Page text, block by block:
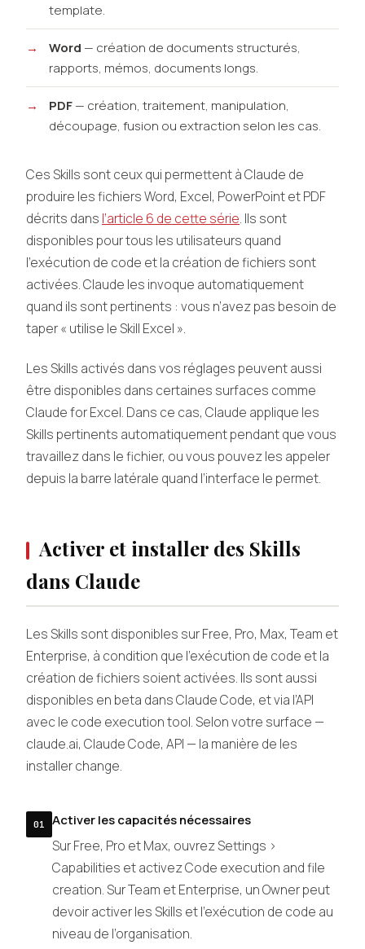
template.
Word — création de documents structurés,
rapports, mémos, documents longs.
PDF— création, traitement, manipulation,
découpage, fusion ou extraction selon les cas.
Ces Skills sont ceux qui permettent à Claude de
produire les fichiers Word, Excel, PowerPoint et PDF
décrits dans l’article 6 de cette série. Ils sont
disponibles pour tous les utilisateurs quand
l’exécution de code et la création de fichiers sont
activées. Claude les invoque automatiquement
quand ils sont pertinents : vous n’avez pas besoin de
taper « utilise le Skill Excel ».
Les Skills activés dans vos réglages peuvent aussi
être disponibles dans certaines surfaces comme
Claude for Excel. Dans ce cas, Claude applique les
Skills pertinents automatiquement pendant que vous
travaillez dans le fichier, ou vous pouvez les appeler
depuis la barre latérale quand l’interface le permet.
Activer et installer des Skills
dans Claude
Les Skills sont disponibles sur Free, Pro, Max, Team et
Enterprise, à condition que l’exécution de code et la
création de fichiers soient activées. Ils sont aussi
disponibles en beta dans Claude Code, et via l’API
avec le code execution tool. Selon votre surface —
claude.ai, Claude Code, API — la manière de les
installer change.
01 Activer les capacités nécessaires
Sur Free, Pro et Max, ouvrez Settings >
Capabilities et activez Code execution and file
creation. Sur Team et Enterprise, un Owner peut
devoir activer les Skills et l’exécution de code au
niveau de l’organisation.